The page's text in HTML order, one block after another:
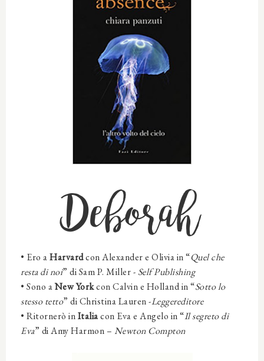
Deborah
• Ero aHarvardcon Alexander e Olivia in “Quel che
resta di noi” di Sam P. Miller - Self Publishing
• Sono aNew Yorkcon Calvin e Holland in “Sotto lo
stesso tetto” di Christina Lauren -Leggereditore
• Ritornerò inItaliacon Eva e Angelo in “Il segreto di
Eva” di Amy Harmon – Newton Compton